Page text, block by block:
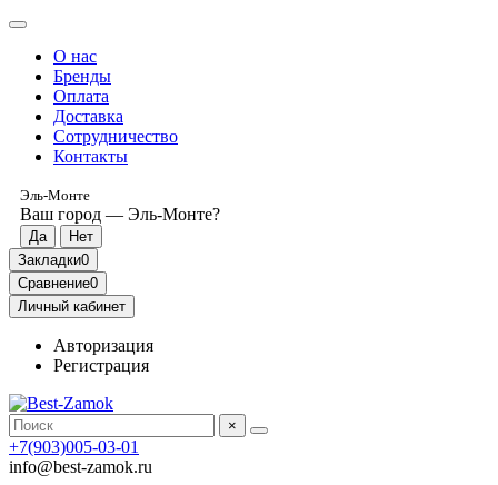
О нас
Бренды
Оплата
Доставка
Сотрудничество
Контакты
Эль-Монте
Ваш город — Эль-Монте?
Закладки0
Сравнение0
Личный кабинет
Авторизация
Регистрация
×
+7(903)005-03-01
info@best-zamok.ru